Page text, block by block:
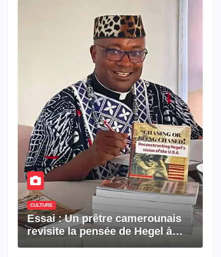
CULTURE
Essai : Un prêtre camerounais
revisite la pensée de Hegel à